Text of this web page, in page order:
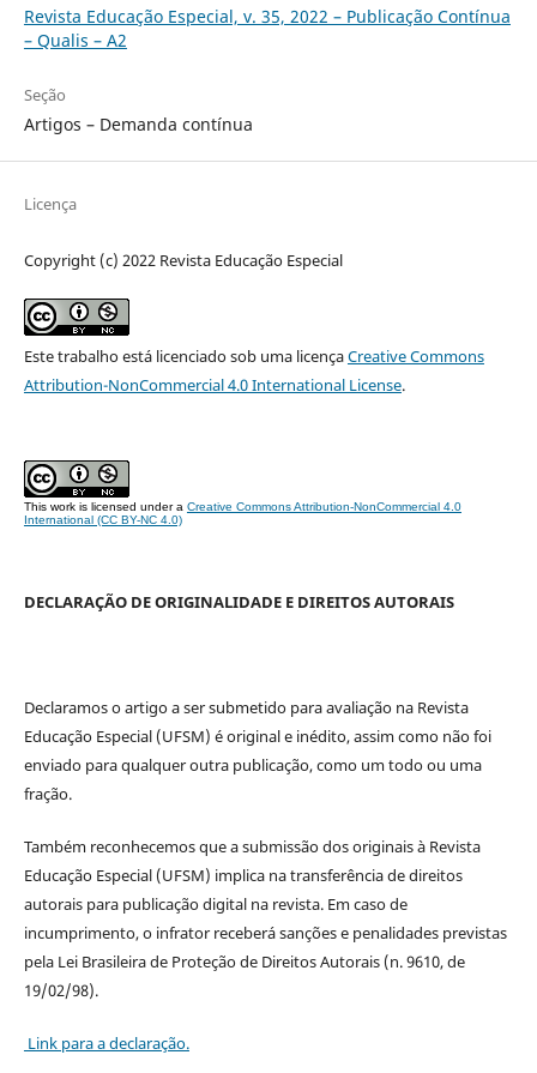
Revista Educação Especial, v. 35, 2022 – Publicação Contínua
– Qualis – A2
Seção
Artigos – Demanda contínua
Licença
Copyright (c) 2022 Revista Educação Especial
Este trabalho está licenciado sob uma licençaCreative Commons
Attribution-NonCommercial 4.0 International License.
This work is licensed under a Creative Commons Attribution-NonCommercial 4.0
International (CC BY-NC 4.0)
DECLARAÇÃO DE ORIGINALIDADE E DIREITOS AUTORAIS
Declaramos o artigo a ser submetido para avaliação na Revista
Educação Especial (UFSM) é original e inédito, assim como não foi
enviado para qualquer outra publicação, como um todo ou uma
fração.
Também reconhecemos que a submissão dos originais à Revista
Educação Especial (UFSM) implica na transferência de direitos
autorais para publicação digital na revista. Em caso de
incumprimento, o infrator receberá sanções e penalidades previstas
pela Lei Brasileira de Proteção de Direitos Autorais (n. 9610, de
19/02/98).
Link para a declaração.